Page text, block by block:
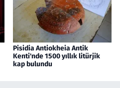
Pisidia Antiokheia Antik
Kenti'nde 1500 yıllık litürjik
kap bulundu